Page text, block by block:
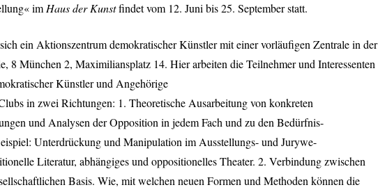
im Haus der Kunstfindet vom 12. Juni bis 25. September statt.
ein Aktionszentrum demokratischer Künstler mit einer vorläufigen Zentrale in der
8 München 2, Maximiliansplatz 14. Hier arbeiten die Teilnehmer und Interessenten
Künstler und Angehörige
in zwei Richtungen: 1. Theoretische Ausarbeitung von konkreten
und Analysen der Opposition in jedem Fach und zu den Bedürfnis-
Unterdrückung und Manipulation im Ausstellungs- und Jurywe-
Literatur, abhängiges und oppositionelles Theater. 2. Verbindung zwischen
Basis. Wie, mit welchen neuen Formen und Methoden können die